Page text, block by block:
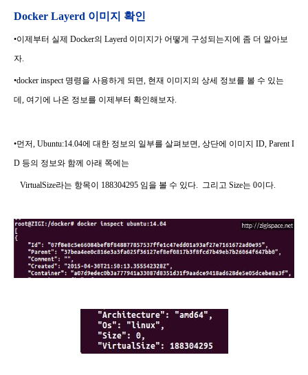
Docker Layerd 이미지 확인
•이제부터 실제 Docker의 Layerd 이미지가 어떻게 구성되는지에 좀 더 알아보
자.
•docker inspect 명령을 사용하게 되면, 현재 이미지의 상세 정보를 볼 수 있는
데, 여기에 나온 정보를 이제부터 확인해보자.
•먼저, Ubuntu:14.04에 대한 정보의 일부를 살펴보면, 상단에 이미지 ID, Parent I
D 등의 정보와 함께 아래 쪽에는
VirtualSize라는 항목이 188304295 임을 볼 수 있다. 그리고 Size는 0이다.